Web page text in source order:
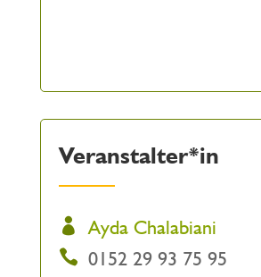
Veranstalter*in
Ayda Chalabiani
0152 29 93 75 95